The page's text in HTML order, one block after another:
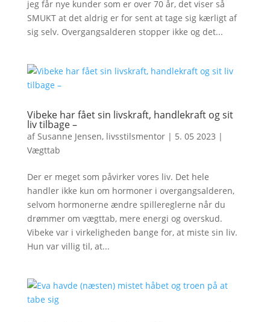
jeg får nye kunder som er over 70 år, det viser så
SMUKT at det aldrig er for sent at tage sig kærligt af
sig selv. Overgangsalderen stopper ikke og det...
Vibeke har fået sin livskraft, handlekraft og sit
liv tilbage –
afSusanne Jensen, livsstilsmentor| 5. 05 2023 |
Vægttab
Der er meget som påvirker vores liv. Det hele
handler ikke kun om hormoner i overgangsalderen,
selvom hormonerne ændre spillereglerne når du
drømmer om vægttab, mere energi og overskud.
Vibeke var i virkeligheden bange for, at miste sin liv.
Hun var villig til, at...